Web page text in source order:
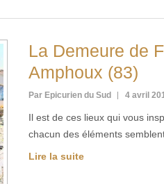
La Demeure de
Amphoux (83)
Par Epicurien du Sud 4 avril
Il est de ces lieux qui vous
chacun des éléments
Lire la suite